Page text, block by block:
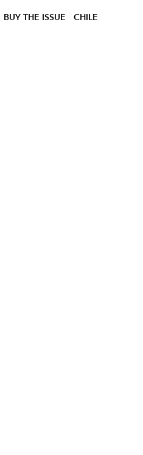
BUY THE ISSUE CHILE